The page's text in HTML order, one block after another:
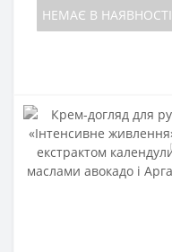
НЕМАЄ В НАЯВНОСТІ